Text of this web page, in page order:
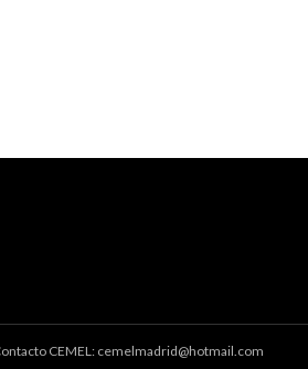
CEMEL: cemelmadrid@hotmail.com